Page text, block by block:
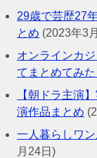
29歳で芸歴27
とめ (2023年3
オンラインカ
てまとめてみた
【朝ドラ主演
演作品まとめ
一人暮らしワ
月24日)